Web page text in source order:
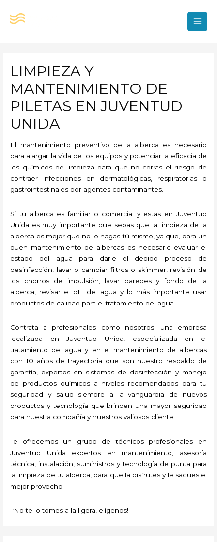
LIMPIEZA Y
MANTENIMIENTO DE
PILETAS EN JUVENTUD
UNIDA
El mantenimiento preventivo de la alberca es necesario
para alargar la vida de los equipos y potenciar la eficacia de
los químicos de limpieza para que no corras el riesgo de
contraer infecciones en dermatológicas, respiratorias o
gastrointestinales por agentes contaminantes.
Si tu alberca es familiar o comercial y estas en Juventud
Unida es muy importante que sepas que la limpieza de la
alberca es mejor que no lo hagas tú mismo, ya que, para un
buen mantenimiento de albercas es necesario evaluar el
estado del agua para darle el debido proceso de
desinfección, lavar o cambiar filtros o skimmer, revisión de
los chorros de impulsión, lavar paredes y fondo de la
alberca, revisar el pH del agua y lo más importante usar
productos de calidad para el tratamiento del agua.
Contrata a profesionales como nosotros, una empresa
localizada en Juventud Unida, especializada en el
tratamiento del agua y en el mantenimiento de albercas
con 10 años de trayectoria que son nuestro respaldo de
garantía, expertos en sistemas de desinfección y manejo
de productos químicos a niveles recomendados para tu
seguridad y salud siempre a la vanguardia de nuevos
productos y tecnología que brinden una mayor seguridad
para nuestra compañía y nuestros valiosos cliente .
Te ofrecemos un grupo de técnicos profesionales en
Juventud Unida expertos en mantenimiento, asesoría
técnica, instalación, suministros y tecnología de punta para
la limpieza de tu alberca, para que la disfrutes y le saques el
mejor provecho.
¡No te lo tomes a la ligera, elígenos!